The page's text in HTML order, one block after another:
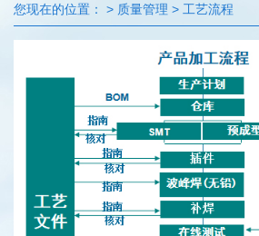
您现在的位置： > 质量管理 > 工艺流程